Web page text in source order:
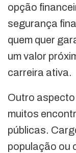
opção
segurança
quem quer
um valor
carreira ativa.
Outro
muitos
públicas.
população ou